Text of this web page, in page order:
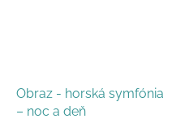
Obraz - horská symfónia
– noc a deň